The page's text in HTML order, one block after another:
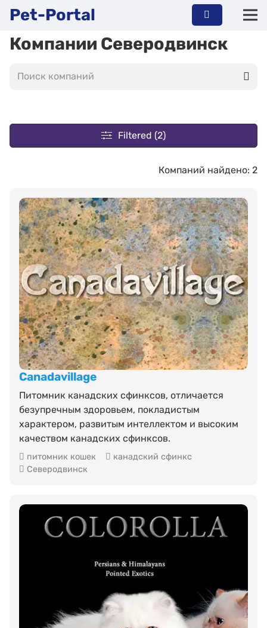
Pet-Portal
Компании Северодвинск
Filtered (2)
Компаний найдено: 2
Canadavillage
Питомник канадских сфинксов, отличается
безупречным здоровьем, покладистым
характером, развитым интеллектом и высоким
качеством канадских сфинксов.
питомник кошек
канадский сфинкс
Северодвинск